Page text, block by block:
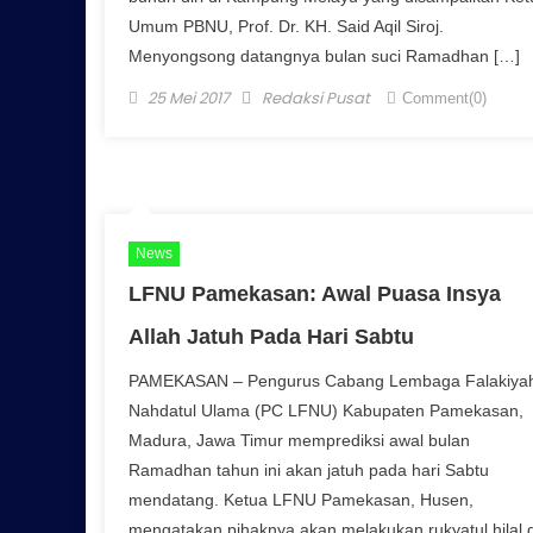
Umum PBNU, Prof. Dr. KH. Said Aqil Siroj.
Menyongsong datangnya bulan suci Ramadhan […]
Posted on
25 Mei 2017 Author
Redaksi Pusat Comment(0)
News
LFNU Pamekasan: Awal Puasa Insya
Allah Jatuh Pada Hari Sabtu
PAMEKASAN – Pengurus Cabang Lembaga
Nahdatul Ulama (PC LFNU) Kabupaten Pamekasan,
Madura, Jawa Timur memprediksi awal bulan
Ramadhan tahun ini akan jatuh pada hari Sabtu
mendatang. Ketua LFNU Pamekasan, Husen,
mengatakan pihaknya akan melakukan rukyatul hilal